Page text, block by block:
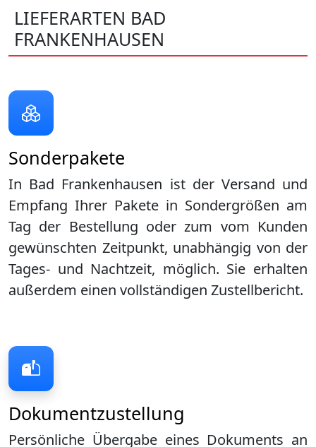
LIEFERARTEN BAD
FRANKENHAUSEN
Dokumentzustellung
Persönliche Übergabe eines Dokuments an
Sonderpakete
In Bad Frankenhausen ist der Versand und
Empfang Ihrer Pakete in Sondergrößen am
Tag der Bestellung oder zum vom Kunden
gewünschten Zeitpunkt, unabhängig von der
Tages- und Nachtzeit, möglich. Sie erhalten
außerdem einen vollständigen Zustellbericht.